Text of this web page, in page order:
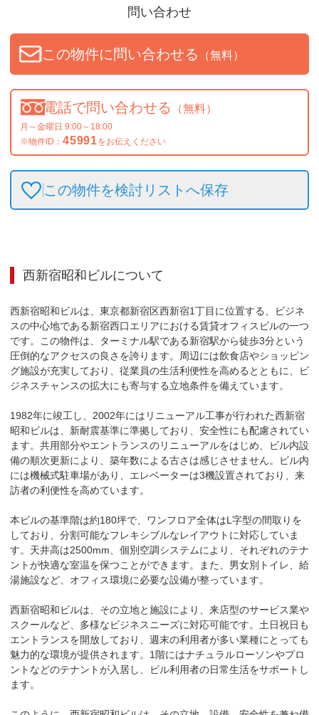
問い合わせ
この物件に問い合わせる （無料）
電話で問い合わせる （無料）
月～金曜日 9:00～18:00
※物件ID： 45991をお伝えください
この物件を検討リストへ保存
西新宿昭和ビルについて
西新宿昭和ビルは、東京都新宿区西新宿1丁目に位置する、ビジネ
スの中心地である新宿西口エリアにおける賃貸オフィスビルの一つ
です。この物件は、ターミナル駅である新宿駅から徒歩3分という
圧倒的なアクセスの良さを誇ります。周辺には飲食店やショッピン
グ施設が充実しており、従業員の生活利便性を高めるとともに、ビ
ジネスチャンスの拡大にも寄与する立地条件を備えています。
1982年に竣工し、2002年にはリニューアル工事が行われた西新宿
昭和ビルは、新耐震基準に準拠しており、安全性にも配慮されてい
ます。共用部分やエントランスのリニューアルをはじめ、ビル内設
備の順次更新により、築年数による古さは感じさせません。ビル内
には機械式駐車場があり、エレベーターは3機設置されており、来
訪者の利便性を高めています。
本ビルの基準階は約180坪で、ワンフロア全体はL字型の間取りを
しており、分割可能なフレキシブルなレイアウトに対応していま
す。天井高は2500mm、個別空調システムにより、それぞれのテナ
ントが快適な室温を保つことができます。また、男女別トイレ、給
湯施設など、オフィス環境に必要な設備が整っています。
西新宿昭和ビルは、その立地と施設により、来店型のサービス業や
スクールなど、多様なビジネスニーズに対応可能です。土日祝日も
エントランスを開放しており、週末の利用者が多い業種にとっても
魅力的な環境が提供されます。1階にはナチュラルローソンやプロ
ントなどのテナントが入居し、ビル利用者の日常生活をサポートし
ます。